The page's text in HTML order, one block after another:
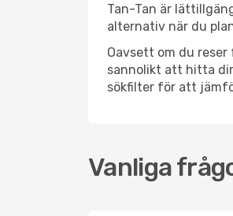
Tan-Tan är
alternativ när du
Oavsett om du
sannolikt att hitta
sökfilter för att
Vanliga